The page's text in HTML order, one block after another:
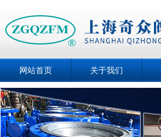
网站首页 关于我们